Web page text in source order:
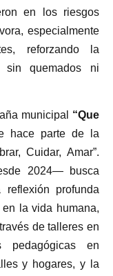
en los riesgos
especialmente
reforzando la
sin quemados ni
municipal “Que
hace parte de la
Cuidar, Amar”.
2024— busca
profunda
la vida humana,
de talleres en
pedagógicas en
y hogares, y la